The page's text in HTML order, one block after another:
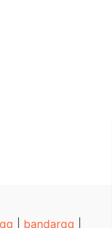
bandarqq